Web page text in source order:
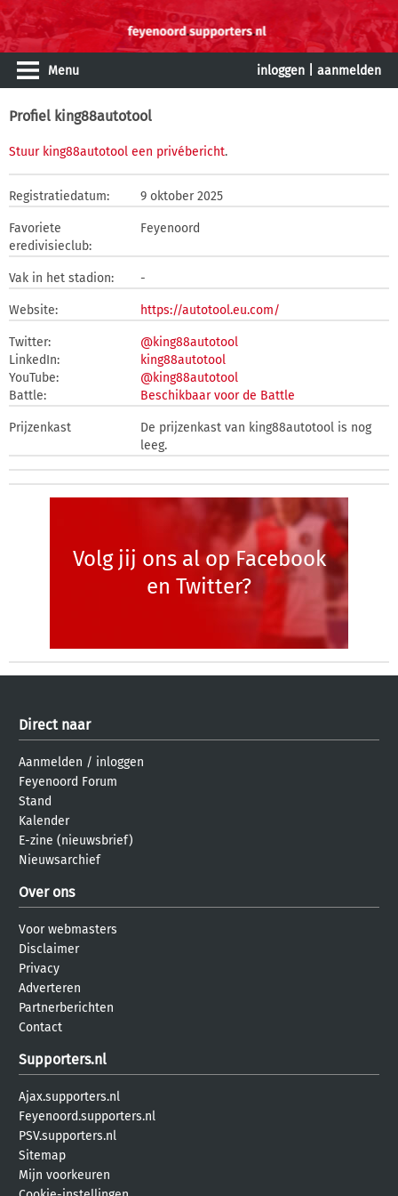
Menu inloggen aanmelden
Profiel king88autotool
Stuur king88autotool een privébericht.
Registratiedatum: 9 oktober 2025
Favoriete
eredivisieclub:
Feyenoord
Vak in het stadion: -
Website: https://autotool.eu.com/
Twitter:
@king88autotool
LinkedIn:
king88autotool
YouTube:
@king88autotool
Battle:
Beschikbaar voor de Battle
Prijzenkast
De prijzenkast van king88autotool is nog
leeg.
Volg jij ons al op Facebook
en Twitter?
Direct naar
Aanmelden / inloggen
Feyenoord Forum
Stand
Kalender
E-zine (nieuwsbrief)
Nieuwsarchief
Over ons
Voor webmasters
Disclaimer
Privacy
Adverteren
Partnerberichten
Contact
Supporters.nl
Ajax.supporters.nl
Feyenoord.supporters.nl
PSV.supporters.nl
Sitemap
Mijn voorkeuren